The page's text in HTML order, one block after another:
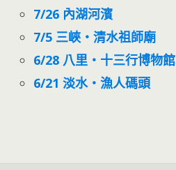
7/26 內湖河濱
7/5 三峽‧清水祖師廟
6/28 八里‧十三行博物館
6/21 淡水‧漁人碼頭